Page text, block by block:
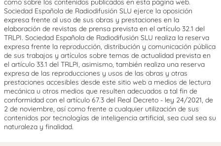
como sobre los contenidos publicados en esta página web.
Sociedad Española de Radiodifusión SLU ejerce la oposición
expresa frente al uso de sus obras y prestaciones en la
elaboración de revistas de prensa prevista en el artículo 32.1 del
TRLPI. Sociedad Española de Radiodifusión SLU realiza la reserva
expresa frente la reproducción, distribución y comunicación pública
de sus trabajos y artículos sobre temas de actualidad prevista en
el artículo 33.1 del TRLPI, asimismo, también realiza una reserva
expresa de las reproducciones y usos de las obras y otras
prestaciones accesibles desde este sitio web a medios de lectura
mecánica u otros medios que resulten adecuados a tal fin de
conformidad con el artículo 67.3 del Real Decreto - ley 24/2021, de
2 de noviembre, así como frente a cualquier utilización de sus
contenidos por tecnologías de inteligencia artificial, sea cual sea su
naturaleza y finalidad.